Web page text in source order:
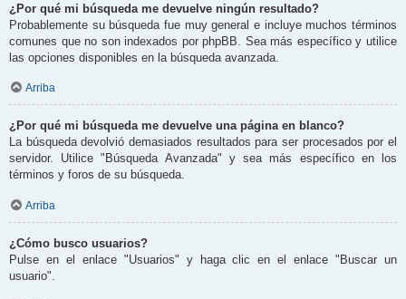
¿Por qué mi búsqueda me devuelve ningún resultado?
Probablemente su búsqueda fue muy general e incluye muchos términos
comunes que no son indexados por phpBB. Sea más específico y utilice
las opciones disponibles en la búsqueda avanzada.
Arriba
¿Por qué mi búsqueda me devuelve una página en blanco?
La búsqueda devolvió demasiados resultados para ser procesados por el
servidor. Utilice "Búsqueda Avanzada" y sea más específico en los
términos y foros de su búsqueda.
Arriba
¿Cómo busco usuarios?
Pulse en el enlace "Usuarios" y haga clic en el enlace "Buscar un
usuario".